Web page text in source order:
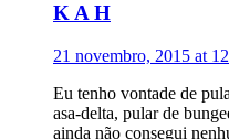
K A H
21 novembro, 2015 at
Eu tenho vontade de
asa-delta, pular de
ainda não consegui